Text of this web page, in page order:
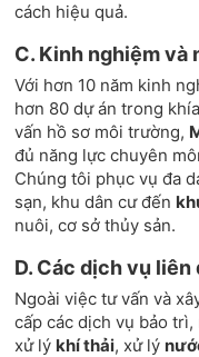
cách hiệu quả.
C. Kinh nghiệm
Với hơn 10 năm kinh
hơn 80 dự án trong
vấn hồ sơ môi trường,
đủ năng lực chuyên
Chúng tôi phục vụ đa
sạn, khu dân cư đến
nuôi, cơ sở thủy sản.
D. Các dịch vụ liên
Ngoài việc tư vấn và
cấp các dịch vụ bảo
xử lý khí thải, xử lý